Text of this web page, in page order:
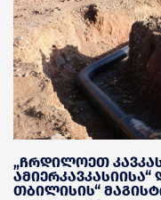
„ჩრდილოეთ
თბილისის“